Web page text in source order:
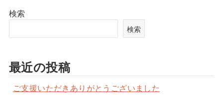
検索
検索
最近の投稿
ご支援いただきありがとうございました